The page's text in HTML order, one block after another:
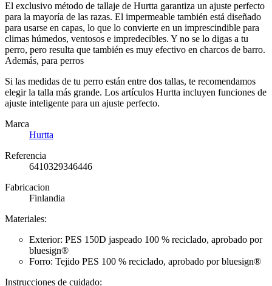
El exclusivo método de tallaje de Hurtta garantiza un ajuste perfecto
para la mayoría de las razas. El impermeable también está diseñado
para usarse en capas, lo que lo convierte en un imprescindible para
climas húmedos, ventosos e impredecibles. Y no se lo digas a tu
perro, pero resulta que también es muy efectivo en charcos de barro.
Además, para perros
Si las medidas de tu perro están entre dos tallas, te recomendamos
elegir la talla más grande. Los artículos Hurtta incluyen funciones de
ajuste inteligente para un ajuste perfecto.
Marca
Hurtta
Referencia
6410329346446
Fabricacion
Finlandia
Materiales:
Exterior: PES 150D jaspeado 100 % reciclado, aprobado por
bluesign®
Forro: Tejido PES 100 % reciclado, aprobado por bluesign®
Instrucciones de cuidado: